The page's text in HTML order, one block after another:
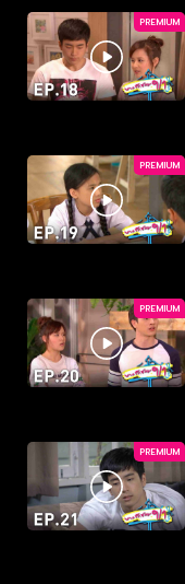
PREMIUM
PREMIUM
PREMIUM
PREMIUM